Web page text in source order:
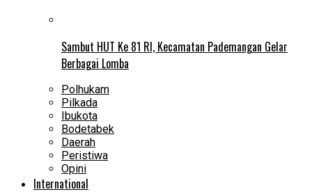
Sambut HUT Ke 81 RI, Kecamatan Pademangan Gelar
Berbagai Lomba
Polhukam
Pilkada
Ibukota
Bodetabek
Daerah
Peristiwa
Opini
International